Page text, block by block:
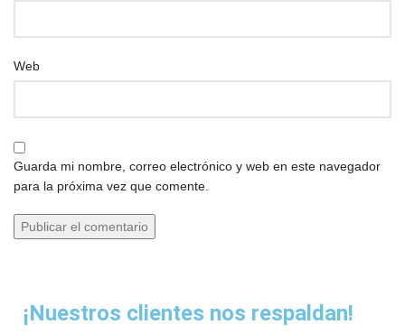
Web
Guarda mi nombre, correo electrónico y web en este navegador
para la próxima vez que comente.
¡Nuestros clientes nos respaldan!